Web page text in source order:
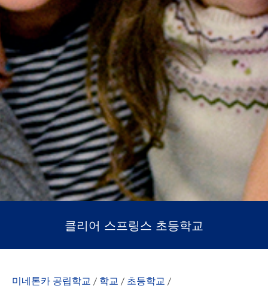
클리어 스프링스 초등학교
미네톤카 공립학교 / 학교 / 초등학교 /